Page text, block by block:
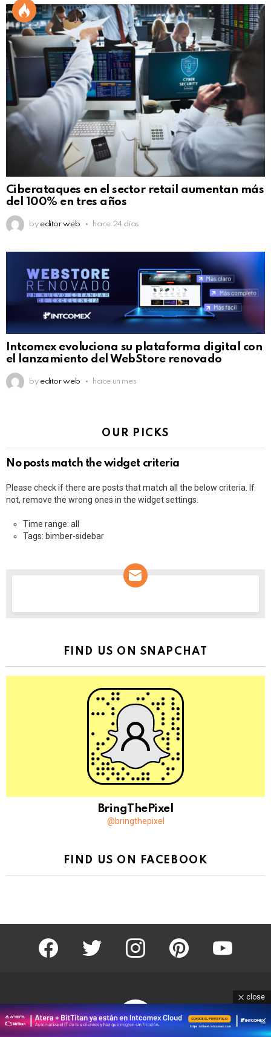
Ciberataques en el sector retail aumentan más
del 100% en tres años
by editor web hace 24 días
Intcomex evoluciona su plataforma digital con
el lanzamiento del WebStore renovado
by editor web hace un mes
OUR PICKS
No posts match the widget criteria
Please check if there are posts that match all the below criteria. If
not, remove the wrong ones in the widget settings.
Time range: all
Tags: bimber-sidebar
FIND US ON SNAPCHAT
BringThePixel
@bringthepixel
FIND US ON FACEBOOK
facebook twitter instagram pinterest youtube
close